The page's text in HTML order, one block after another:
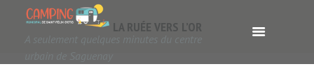
A seulement quelques minutes du centre
urbain de Saguenay
LA RUÉE VERS L’OR